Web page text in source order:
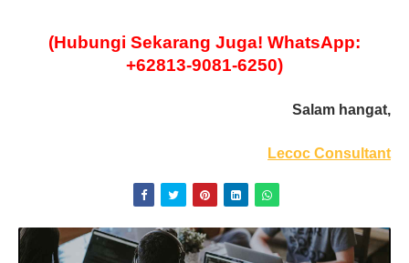
(Hubungi Sekarang Juga! WhatsApp:
+62813-9081-6250)
Salam hangat,
Lecoc Consultant